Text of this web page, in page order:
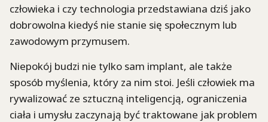
człowieka i czy technologia przedstawiana dziś jako
dobrowolna kiedyś nie stanie się społecznym lub
zawodowym przymusem.
Niepokój budzi nie tylko sam implant, ale także
sposób myślenia, który za nim stoi. Jeśli człowiek ma
rywalizować ze sztuczną inteligencją, ograniczenia
ciała i umysłu zaczynają być traktowane jak problem